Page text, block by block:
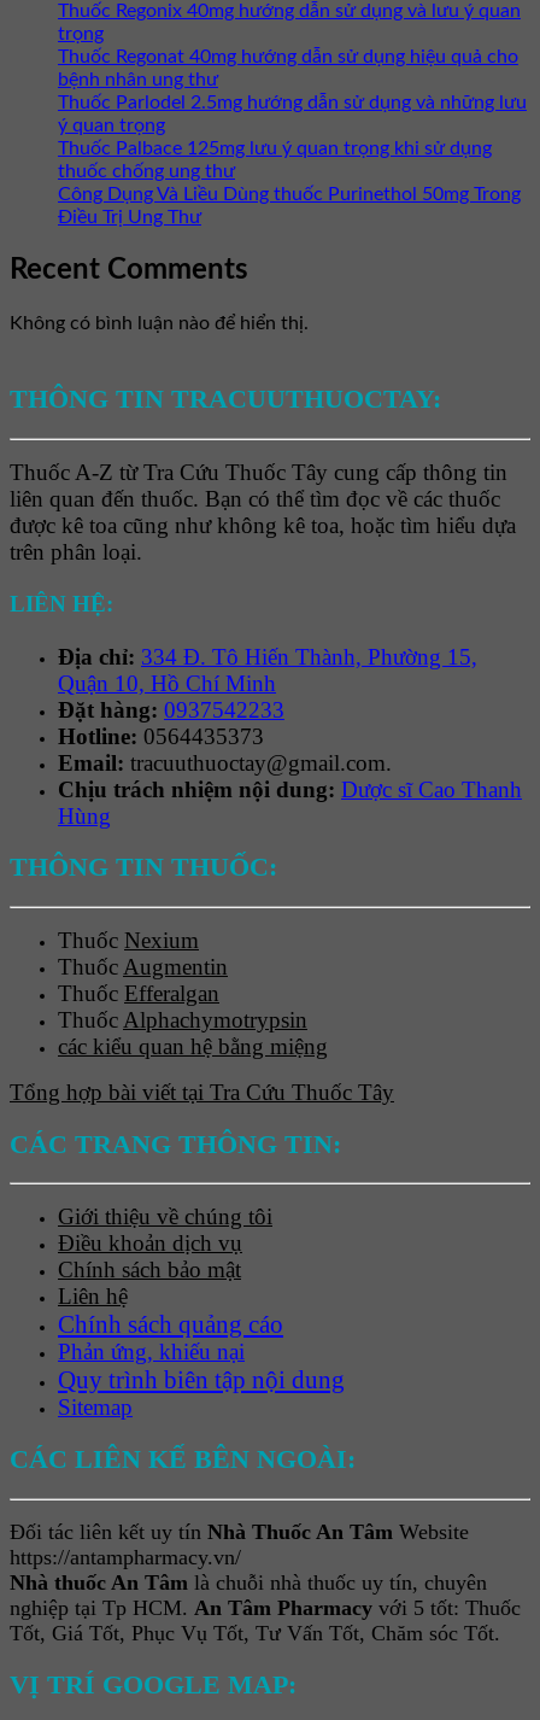
Thuốc Regonix 40mg hướng dẫn sử dụng và lưu ý quan
trọng
Thuốc Regonat 40mg hướng dẫn sử dụng hiệu quả cho
bệnh nhân ung thư
Thuốc Parlodel 2.5mg hướng dẫn sử dụng và những lưu
ý quan trọng
Thuốc Palbace 125mg lưu ý quan trọng khi sử dụng
thuốc chống ung thư
Công Dụng Và Liều Dùng thuốc Purinethol 50mg Trong
Điều Trị Ung Thư
Recent Comments
Không có bình luận nào để hiển thị.
THÔNG TIN TRACUUTHUOCTAY:
Thuốc A-Z từ Tra Cứu Thuốc Tây cung cấp thông tin
liên quan đến thuốc. Bạn có thể tìm đọc về các thuốc
được kê toa cũng như không kê toa, hoặc tìm hiểu dựa
trên phân loại.
LIÊN HỆ:
Địa chỉ: 334 Đ. Tô Hiến Thành, Phường 15,
Quận 10, Hồ Chí Minh
Đặt hàng: 0937542233
Hotline: 0564435373
Email: tracuuthuoctay@gmail.com.
Chịu trách nhiệm nội dung: Dược sĩ Cao Thanh
Hùng
THÔNG TIN THUỐC:
Thuốc Nexium
Thuốc Augmentin
Thuốc Efferalgan
Thuốc Alphachymotrypsin
các kiểu quan hệ bằng miệng
Tổng hợp bài viết tại Tra Cứu Thuốc Tây
CÁC TRANG THÔNG TIN:
Giới thiệu về chúng tôi
Điều khoản dịch vụ
Chính sách bảo mật
Liên hệ
Chính sách quảng cáo
Phản ứng, khiếu nại
Quy trình biên tập nội dung
Sitemap
CÁC LIÊN KẾ BÊN NGOÀI:
Đối tác liên kết uy tín Nhà Thuốc An Tâm Website
https://antampharmacy.vn/
Nhà thuốc An Tâm là chuỗi nhà thuốc uy tín, chuyên
nghiệp tại Tp HCM. An Tâm Pharmacy với 5 tốt: Thuốc
Tốt, Giá Tốt, Phục Vụ Tốt, Tư Vấn Tốt, Chăm sóc Tốt.
VỊ TRÍ GOOGLE MAP: